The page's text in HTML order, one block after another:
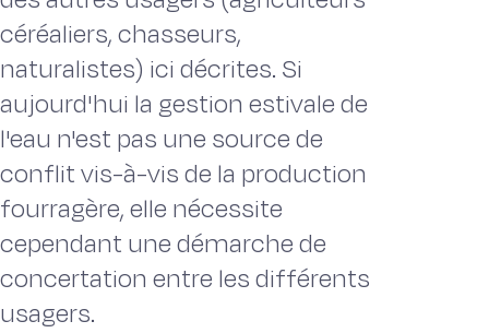
céréaliers, chasseurs,
naturalistes) ici décrites. Si
aujourd'hui la gestion estivale de
l'eau n'est pas une source de
conflit vis-à-vis de la production
fourragère, elle nécessite
cependant une démarche de
concertation entre les différents
usagers.